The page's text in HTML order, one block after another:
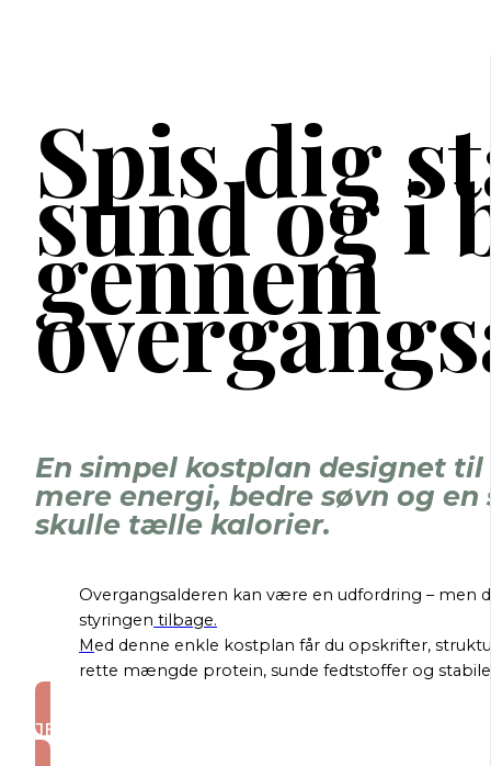
Spis dig
sund og i
gennem
En simpel kostplan designet
mere energi, bedre søvn og
skulle tælle kalorier.
Overgangsalderen kan være en udfordring – men
styringen tilbage.
Med denne enkle kostplan får du opskrifter,
rette mængde protein, sunde fedtstoffer og
JEG ER KLAR!
Send mig kostplanen.